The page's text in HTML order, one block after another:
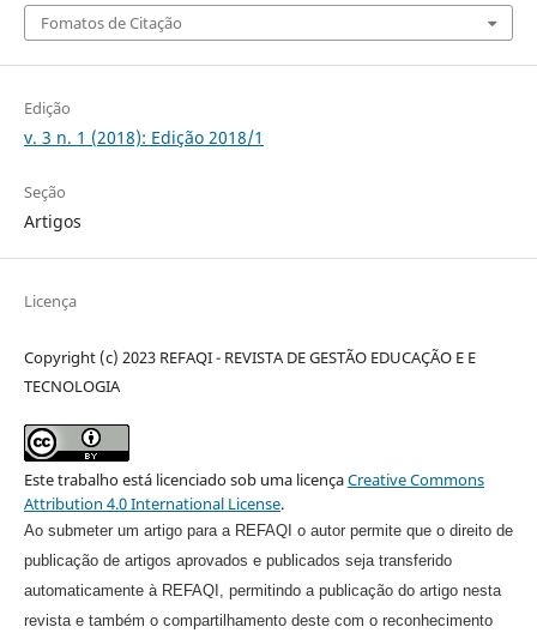
Fomatos de Citação
Edição
v. 3 n. 1 (2018): Edição 2018/1
Seção
Artigos
Licença
Copyright (c) 2023 REFAQI - REVISTA DE GESTÃO EDUCAÇÃO E E
TECNOLOGIA
Este trabalho está licenciado sob uma licençaCreative Commons
Attribution 4.0 International License.
Ao submeter um artigo para a REFAQI o autor permite que o direito de
publicação de artigos aprovados e publicados seja transferido
automaticamente à REFAQI, permitindo a publicação do artigo nesta
revista e também o compartilhamento deste com o reconhecimento